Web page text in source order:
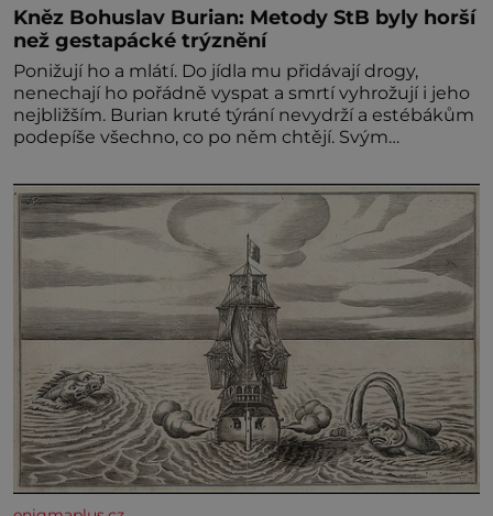
Kněz Bohuslav Burian: Metody StB byly horší
než gestapácké trýznění
Ponižují ho a mlátí. Do jídla mu přidávají drogy,
nenechají ho pořádně vyspat a smrtí vyhrožují i jeho
nejbližším. Burian kruté týrání nevydrží a estébákům
podepíše všechno, co po něm chtějí. Svým
výslechů nikdo nevyvíjel fyzický ani psychický nátlak.
Syn brněnského řezníka chce být knězem a